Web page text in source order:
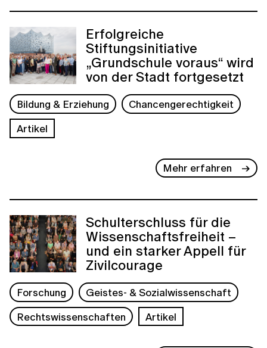
Erfolgreiche
Stiftungsinitiative
„Grundschule voraus“ wird
von der Stadt fortgesetzt
Bildung & Erziehung
Chancengerechtigkeit
Artikel
Mehr erfahren
Schulterschluss für die
Wissenschaftsfreiheit –
und ein starker Appell für
Zivilcourage
Forschung
Geistes- & Sozialwissenschaft
Rechtswissenschaften
Artikel